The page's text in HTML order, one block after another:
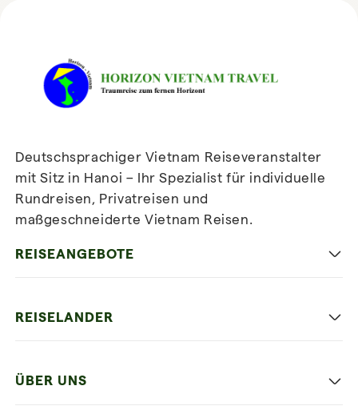
Newsletterabonnieren
Deutschsprachiger Vietnam Reiseveranstalter
mit Sitz in Hanoi – Ihr Spezialist für individuelle
Rundreisen, Privatreisen und
maßgeschneiderte Vietnam Reisen.
REISEANGEBOTE
Die Beste Reise
REISELANDER
ÜBER UNS